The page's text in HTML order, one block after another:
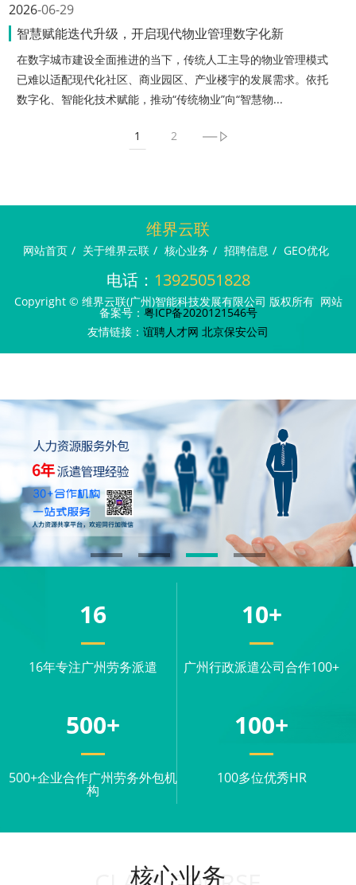
06-29
2026
智慧赋能迭代升级，开启现代物业管理数字化新
在数字城市建设全面推进的当下，传统人工主导的物业管理模式
已难以适配现代化社区、商业园区、产业楼宇的发展需求。依托
数字化、智能化技术赋能，推动“传统物业”向“智慧物...
1 2
维界云联
网站首页 / 关于维界云联 / 核心业务 / 招聘信息 / GEO优化
电话： 13925051828
Copyright © 维界云联(广州)智能科技发展有限公司 版权所有 网站
备案号：粤ICP备2020121546号
友情链接： 谊聘人才网 北京保安公司
16
16年专注广州劳务派遣
10+
广州行政派遣公司合作100+
500+
500+企业合作广州劳务外包机
构
100+
100多位优秀HR
核心业务